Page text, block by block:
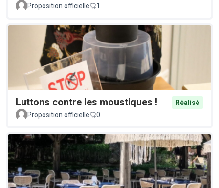
Proposition officielle 1
Luttons contre les moustiques !
Réalisé
Proposition officielle
0